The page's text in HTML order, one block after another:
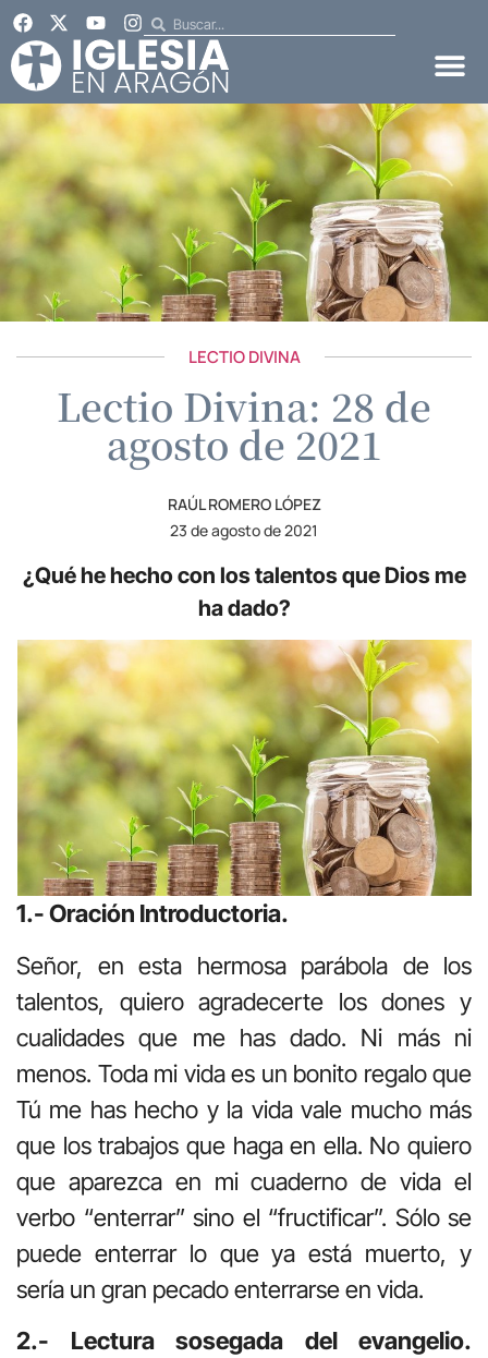
LECTIO DIVINA
Lectio Divina: 28 de
agosto de 2021
RAÚL ROMERO LÓPEZ
23 de agosto de 2021
¿Qué he hecho con los talentos que Dios me
ha dado?
1.- Oración Introductoria.
Señor, en esta hermosa parábola de los
talentos, quiero agradecerte los dones y
cualidades que me has dado. Ni más ni
menos. Toda mi vida es un bonito regalo que
Tú me has hecho y la vida vale mucho más
que los trabajos que haga en ella. No quiero
que aparezca en mi cuaderno de vida el
verbo “enterrar” sino el “fructificar”. Sólo se
puede enterrar lo que ya está muerto, y
sería un gran pecado enterrarse en vida.
2.- Lectura sosegada del evangelio.